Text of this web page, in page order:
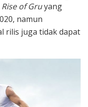
of Gruyang
namun
rilis juga tidak dapat